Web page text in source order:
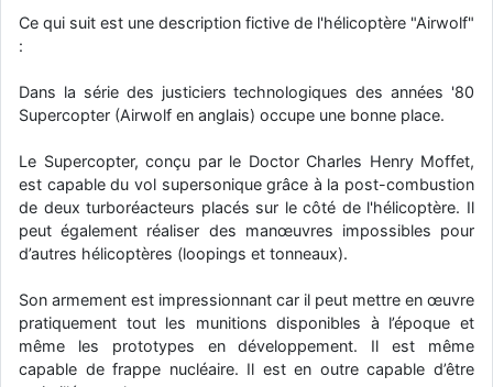
Ce qui suit est une description fictive de l'hélicoptère "Airwolf"
:
Dans la série des justiciers technologiques des années '80
Supercopter (Airwolf en anglais) occupe une bonne place.
Le Supercopter, conçu par le Doctor Charles Henry Moffet,
est capable du vol supersonique grâce à la post-combustion
de deux turboréacteurs placés sur le côté de l'hélicoptère. Il
peut également réaliser des manœuvres impossibles pour
d’autres hélicoptères (loopings et tonneaux).
Son armement est impressionnant car il peut mettre en œuvre
pratiquement tout les munitions disponibles à l’époque et
même les prototypes en développement. Il est même
capable de frappe nucléaire. Il est en outre capable d’être